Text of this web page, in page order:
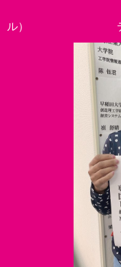
アニ
ル） ディリニ